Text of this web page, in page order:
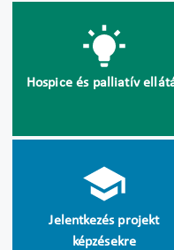
Hospice és palliatív
Jelentkezés projekt
képzésekre